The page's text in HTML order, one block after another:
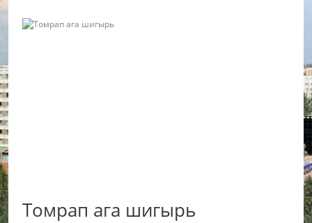
Томрап ага шигырь